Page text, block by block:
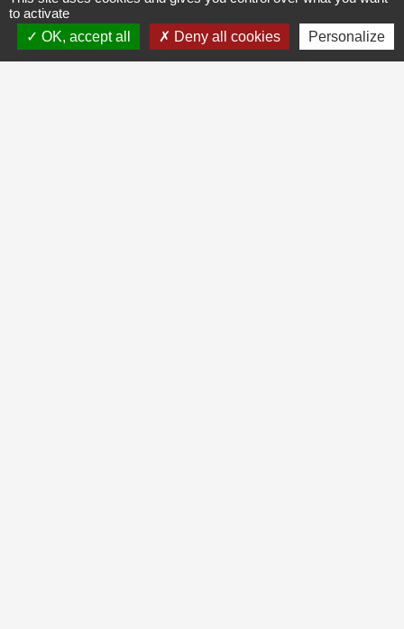
Faut-il une autorisation pour détenir un animal de
to activate
OK, accept all
Deny all cookies Personalize